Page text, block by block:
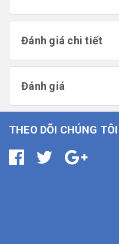
Đánh giá chi tiết
Đánh giá
THEO DÕI CHÚNG TÔI